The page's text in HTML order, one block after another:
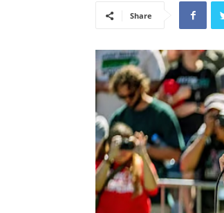
Share